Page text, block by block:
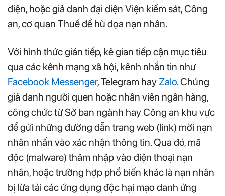
điện, hoặc giả danh đại diện Viện kiểm sát, Công
an, cơ quan Thuế để hù dọa nạn nhân.
Với hình thức gián tiếp, kẻ gian tiếp cận mục tiêu
qua các kênh mạng xã hội, kênh nhắn tin như
Facebook Messenger, Telegram hay Zalo. Chúng
giả danh người quen hoặc nhân viên ngân hàng,
công chức từ Sở ban ngành hay Công an khu vực
để gửi những đường dẫn trang web (link) mời nạn
nhân nhấn vào xác nhận thông tin. Qua đó, mã
độc (malware) thâm nhập vào điện thoại nạn
nhân, hoặc trường hợp phổ biến khác là nạn nhân
bị lừa tải các ứng dụng độc hại mạo danh ứng